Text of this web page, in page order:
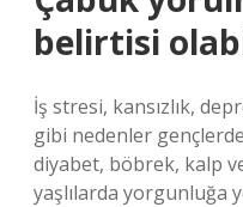
belirtisi
İş stresi, kansızlık,
gibi nedenler
diyabet, böbrek, kalp
yaşlılarda yorgunluğa